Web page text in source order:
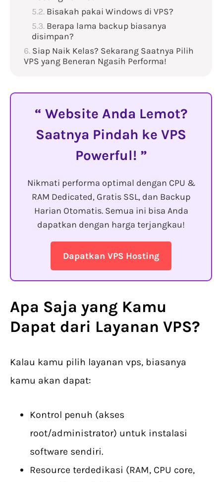
Bisakah pakai Windows di VPS?
Berapa lama backup biasanya
disimpan?
Siap Naik Kelas? Sekarang Saatnya Pilih
VPS yang Beneran Ngasih Performa!
Website Anda Lemot?
Saatnya Pindah ke VPS
Powerful!
Nikmati performa optimal dengan CPU &
RAM Dedicated, Gratis SSL, dan Backup
Harian Otomatis. Semua ini bisa Anda
dapatkan dengan harga terjangkau!
Dapatkan VPS Hosting
Apa Saja yang Kamu
Dapat dari Layanan VPS?
Kalau kamu pilih layanan vps, biasanya
kamu akan dapat:
Kontrol penuh (akses
root/administrator) untuk instalasi
software sendiri.
Resource terdedikasi (RAM, CPU core,